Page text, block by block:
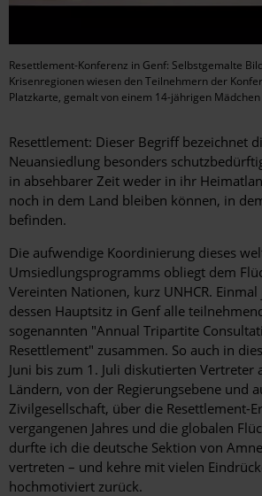
Resettlement-Konferenz in Genf: Selbstgemalte
Krisenregionen wiesen den Teilnehmern der
Platzkarte, gemalt von einem 14-jährigen Mädchen
Resettlement: Dieser Begriff bezeichnet
Neuansiedlung besonders
in absehbarer Zeit weder in ihr
noch in dem Land bleiben können, in
befinden.
Die aufwendige Koordinierung dieses
Umsiedlungsprogramms obliegt dem
Vereinten Nationen, kurz UNHCR.
dessen Hauptsitz in Genf alle
sogenannten "Annual Tripartite
Resettlement" zusammen. So auch in
Juni bis zum 1. Juli diskutierten Vertreter
Ländern, von der Regierungsebene und
Zivilgesellschaft, über die Resettlement-
vergangenen Jahres und die globalen
durfte ich die deutsche Sektion von
vertreten – und kehre mit vielen
hochmotiviert zurück.